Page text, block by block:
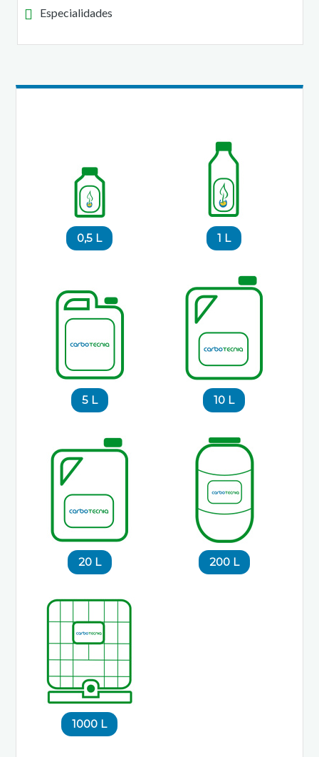
Especialidades
0,5 L 1 L
5 L 10 L
20 L 200 L
1000 L